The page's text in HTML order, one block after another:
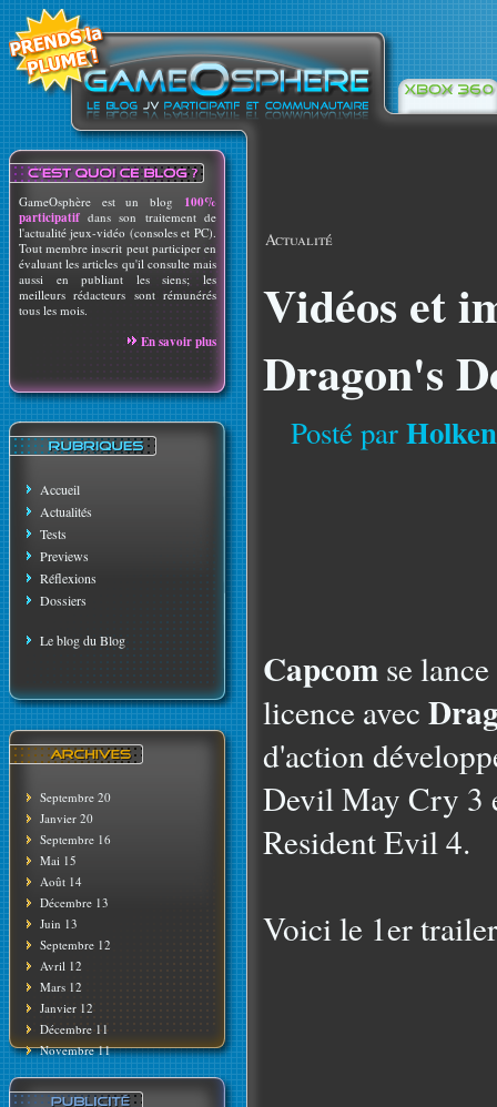
GameOsphère est un blog 100%
participatif dans son traitement de
l'actualité jeux-vidéo (consoles et PC).
Tout membre inscrit peut participer en
évaluant les articles qu'il consulte mais
aussi en publiant les siens; les
meilleurs rédacteurs sont rémunérés
tous les mois.
En savoir plus
Accueil
Actualités
Tests
Previews
Réflexions
Dossiers
Le blog du Blog
Septembre 20
Janvier 20
Septembre 16
Mai 15
Août 14
Décembre 13
Juin 13
Septembre 12
Avril 12
Mars 12
Janvier 12
Décembre 11
Novembre 11
Actualité
Vidéos et
Dragon's
Posté parHolken
Capcom se
licence avec
d'action
Devil May Cry 3
Resident Evil 4.
Voici le 1er